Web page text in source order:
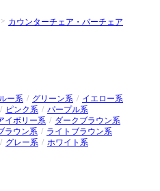
カウンターチェア・バーチェア
ー系 グリーン系
イエロー系
ピンク系
パープル系
イボリー系
ダークブラウン系
ラウン系
ライトブラウン系
グレー系 ホワイト系